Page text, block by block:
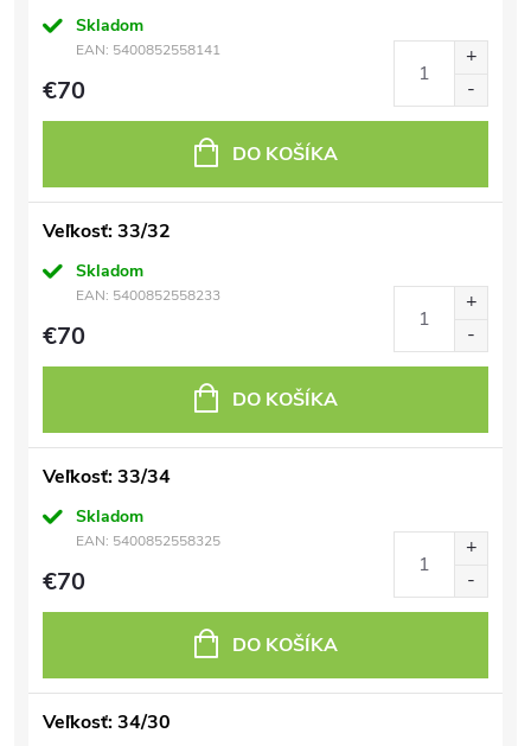
Skladom
EAN: 5400852558141
€70
DO KOŠÍKA
Veľkosť: 33/32
Skladom
EAN: 5400852558233
€70
DO KOŠÍKA
Veľkosť: 33/34
Skladom
EAN: 5400852558325
€70
DO KOŠÍKA
Veľkosť: 34/30